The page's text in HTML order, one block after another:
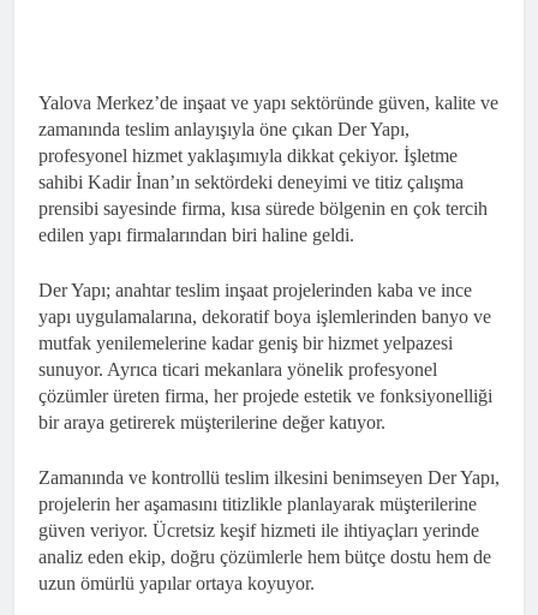
Yalova Merkez’de inşaat ve yapı sektöründe güven, kalite ve
zamanında teslim anlayışıyla öne çıkan Der Yapı,
profesyonel hizmet yaklaşımıyla dikkat çekiyor. İşletme
sahibi Kadir İnan’ın sektördeki deneyimi ve titiz çalışma
prensibi sayesinde firma, kısa sürede bölgenin en çok tercih
edilen yapı firmalarından biri haline geldi.
Der Yapı; anahtar teslim inşaat projelerinden kaba ve ince
yapı uygulamalarına, dekoratif boya işlemlerinden banyo ve
mutfak yenilemelerine kadar geniş bir hizmet yelpazesi
sunuyor. Ayrıca ticari mekanlara yönelik profesyonel
çözümler üreten firma, her projede estetik ve fonksiyonelliği
bir araya getirerek müşterilerine değer katıyor.
Zamanında ve kontrollü teslim ilkesini benimseyen Der Yapı,
projelerin her aşamasını titizlikle planlayarak müşterilerine
güven veriyor. Ücretsiz keşif hizmeti ile ihtiyaçları yerinde
analiz eden ekip, doğru çözümlerle hem bütçe dostu hem de
uzun ömürlü yapılar ortaya koyuyor.